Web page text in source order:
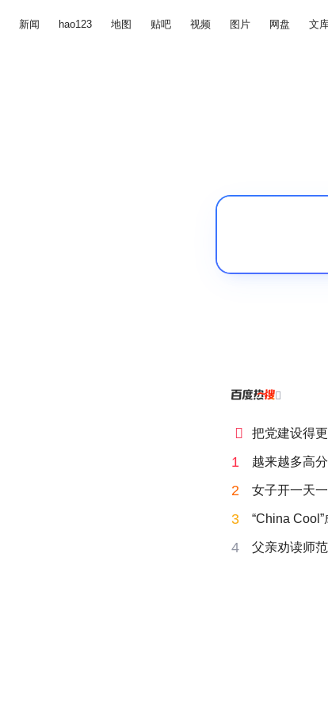
新闻 hao123 地图 贴吧 视频 图片 网盘 文

 把党建设得
1 越来越多高
2 女子开一天
3 “China
4 父亲劝读师